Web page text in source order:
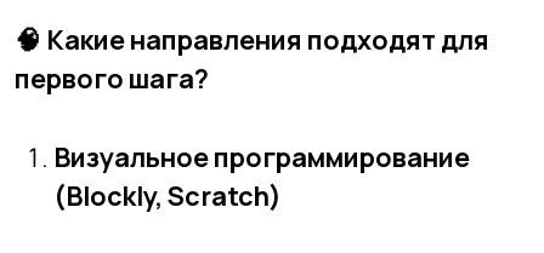
ребёнок учится алгоритмическому
мышлению,
мини-игра, анимация.
Это фундамент, который спокойно ведёт